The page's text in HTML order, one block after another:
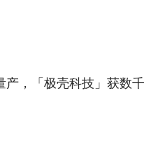
，「极壳科技」获数